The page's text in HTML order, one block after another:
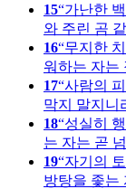
15 가난한
와 주린 곰
16 무지한
워하는 자는
17 사람의
막지 말지니
18 성실히
는 자는 곧
19 자기의
방탕을 좇는